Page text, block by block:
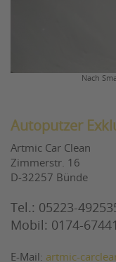
Nach
Autoputzer
Artmic Car Clean
Zimmerstr. 16
D-32257 Bünde
Tel.: 05223-
Mobil: 0174-
E-Mail: artmic-